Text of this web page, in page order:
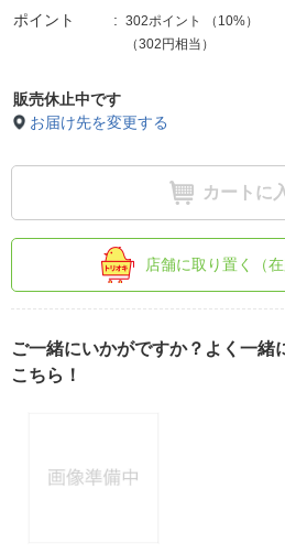
ポイント 302ポイント （ 10%）
（302円相当）
販売休止中です
お届け先を変更する
カートに
店舗に取り置く（在
ご一緒にいかがですか？よく一緒
こちら！